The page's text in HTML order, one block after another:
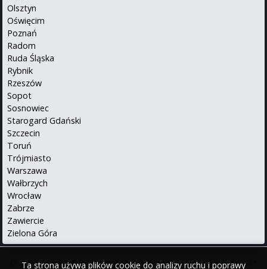
Ta strona używa plików cookie do analizy ruchu i poprawy
Olsztyn
Oświęcim
Poznań
Radom
Ruda Śląska
Rybnik
Rzeszów
Sopot
Sosnowiec
Starogard Gdański
Szczecin
Toruń
Trójmiasto
Warszawa
Wałbrzych
Wrocław
Zabrze
Zawiercie
Zielona Góra
O serwisie•Polityka prywatności•Kontakt•iPhone•Android